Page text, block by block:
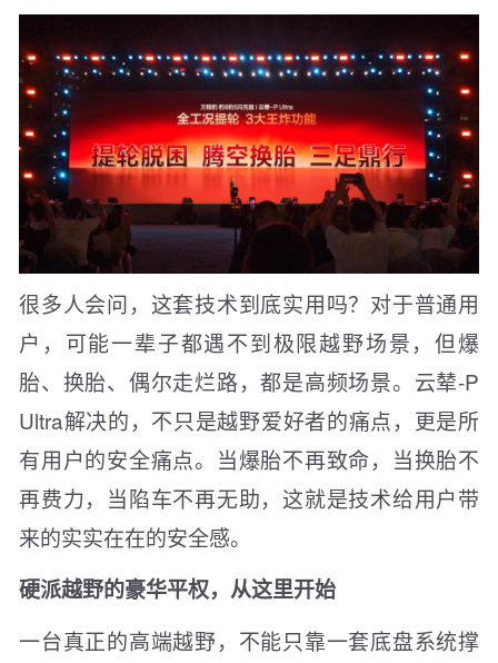
很多人会问，这套技术到底实用吗？对于普通用
户，可能一辈子都遇不到极限越野场景，但爆
胎、换胎、偶尔走烂路，都是高频场景。云辇-P
Ultra解决的，不只是越野爱好者的痛点，更是所
有用户的安全痛点。当爆胎不再致命，当换胎不
再费力，当陷车不再无助，这就是技术给用户带
来的实实在在的安全感。
硬派越野的豪华平权，从这里开始
一台真正的高端越野，不能只靠一套底盘系统撑